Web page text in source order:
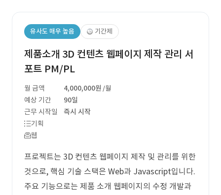
유사도 매우 높음 기간제
제품소개 3D 컨텐츠 웹페이지 제작 관리 서
포트 PM/PL
월 금액 4,000,000원 /월
예상 기간
90일
근무 시작일
즉시 시작
기획
웹
프로젝트는 3D 컨텐츠 웹페이지 제작 및 관리를 위한
것으로, 핵심 기술 스택은 Web과 Javascript입니다.
주요 기능으로는 제품 소개 웹페이지의 수정 개발과